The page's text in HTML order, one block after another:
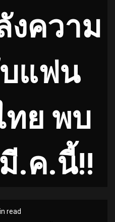
งความ
แฟน
ย พบ
.ค.นี้!!
read